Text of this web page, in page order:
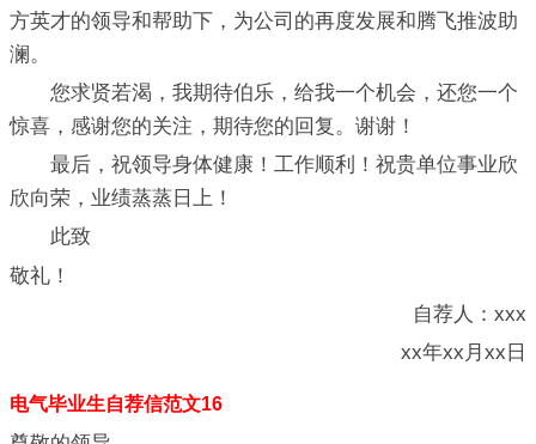
方英才的领导和帮助下，为公司的再度发展和腾飞推波助
澜。
您求贤若渴，我期待伯乐，给我一个机会，还您一个
惊喜，感谢您的关注，期待您的回复。谢谢！
最后，祝领导身体健康！工作顺利！祝贵单位事业欣
欣向荣，业绩蒸蒸日上！
此致
敬礼！
自荐人：xxx
xx年xx月xx日
电气毕业生自荐信范文16